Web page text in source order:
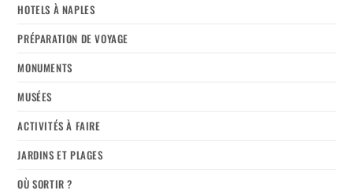
HOTELS À NAPLES
PRÉPARATION DE VOYAGE
MONUMENTS
MUSÉES
ACTIVITÉS À FAIRE
JARDINS ET PLAGES
OÙ SORTIR ?